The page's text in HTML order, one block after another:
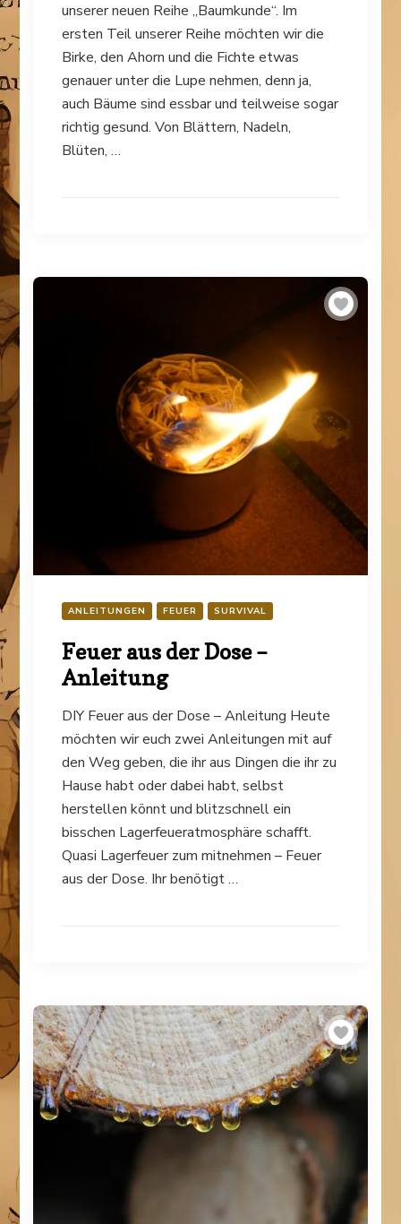
unserer neuen Reihe „Baumkunde“. Im
ersten Teil unserer Reihe möchten wir die
Birke, den Ahorn und die Fichte etwas
genauer unter die Lupe nehmen, denn ja,
auch Bäume sind essbar und teilweise sogar
richtig gesund. Von Blättern, Nadeln,
Blüten, …
ANLEITUNGEN FEUER SURVIVAL
Feuer aus der Dose –
Anleitung
DIY Feuer aus der Dose – Anleitung Heute
möchten wir euch zwei Anleitungen mit auf
den Weg geben, die ihr aus Dingen die ihr zu
Hause habt oder dabei habt, selbst
herstellen könnt und blitzschnell ein
bisschen Lagerfeueratmosphäre schafft.
Quasi Lagerfeuer zum mitnehmen – Feuer
aus der Dose. Ihr benötigt …